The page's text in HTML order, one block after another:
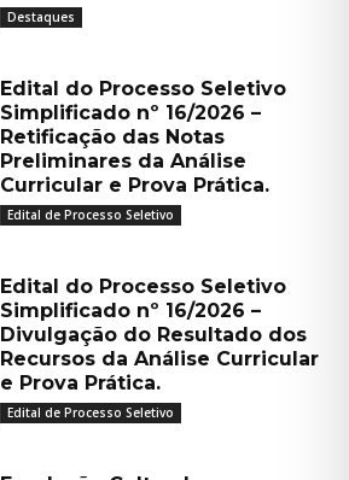
Destaques
Edital do Processo Seletivo
Simplificado nº 16/2026 –
Retificação das Notas
Preliminares da Análise
Curricular e Prova Prática.
Edital de Processo Seletivo
Edital do Processo Seletivo
Simplificado nº 16/2026 –
Divulgação do Resultado dos
Recursos da Análise Curricular
e Prova Prática.
Edital de Processo Seletivo